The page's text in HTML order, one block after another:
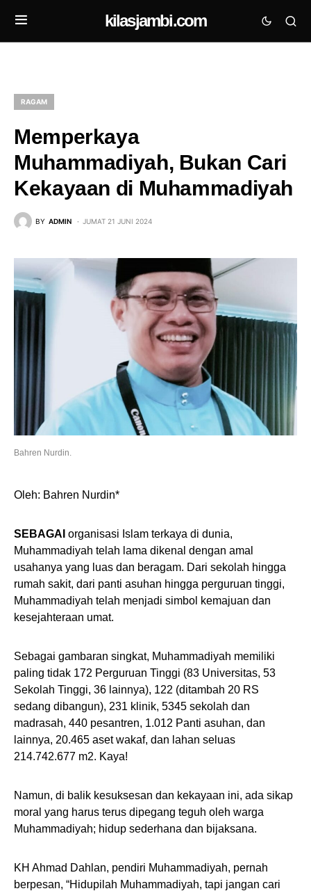
kilasjambi.com
RAGAM
Memperkaya
Muhammadiyah, Bukan Cari
Kekayaan di Muhammadiyah
BY ADMIN JUMAT 21 JUNI 2024
Bahren Nurdin.
Oleh: Bahren Nurdin*
SEBAGAI organisasi Islam terkaya di dunia,
Muhammadiyah telah lama dikenal dengan amal
usahanya yang luas dan beragam. Dari sekolah hingga
rumah sakit, dari panti asuhan hingga perguruan tinggi,
Muhammadiyah telah menjadi simbol kemajuan dan
kesejahteraan umat.
Sebagai gambaran singkat, Muhammadiyah memiliki
paling tidak 172 Perguruan Tinggi (83 Universitas, 53
Sekolah Tinggi, 36 lainnya), 122 (ditambah 20 RS
sedang dibangun), 231 klinik, 5345 sekolah dan
madrasah, 440 pesantren, 1.012 Panti asuhan, dan
lainnya, 20.465 aset wakaf, dan lahan seluas
214.742.677 m2. Kaya!
Namun, di balik kesuksesan dan kekayaan ini, ada sikap
moral yang harus terus dipegang teguh oleh warga
Muhammadiyah; hidup sederhana dan bijaksana.
KH Ahmad Dahlan, pendiri Muhammadiyah, pernah
berpesan, “Hidupilah Muhammadiyah, tapi jangan cari